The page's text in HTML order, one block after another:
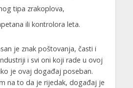
tipa zrakoplova,
ili kontrolora leta.
je znak poštovanja, časti i
i svi oni koji rade u ovoj
je ovaj događaj poseban.
na to da je rijedak, događaj je